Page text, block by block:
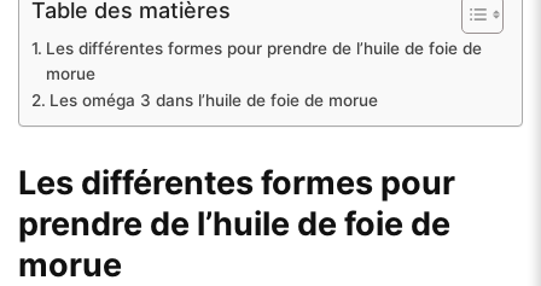
Table des matières
Les différentes formes pour prendre de l’huile de foie de
morue
Les oméga 3 dans l’huile de foie de morue
Les différentes formes pour
prendre de l’huile de foie de
morue